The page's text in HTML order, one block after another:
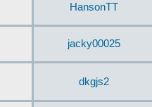
HansonTT
jacky00025
dkgjs2